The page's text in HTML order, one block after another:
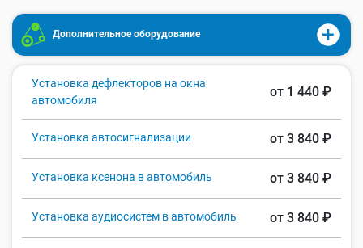
Дополнительное оборудование
Установка дефлекторов на окна
автомобиля
от 1 440 ₽
Установка автосигнализации от 3 840 ₽
Установка ксенона в автомобиль от 3 840 ₽
Установка аудиосистем в автомобиль от 3 840 ₽